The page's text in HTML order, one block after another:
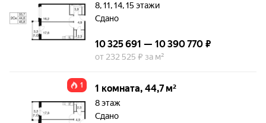
8, 11, 14, 15 этажи
Сдано
10 325 691 — 10 390 770 ₽
от 232 525 ₽ за м²
1 1 комната, 44,7 м²
8 этаж
Сдано